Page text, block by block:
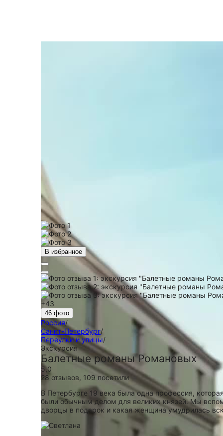
В избранное
+43
46 фото
Россия/
Санкт-Петербург/
Переулки и улицы/
Экскурсия
Балетные романы Романовых
5,0
28 отзывов, 109 посетили
В Петербурге 19 века была одна профессия,
были обычным делом для великих князей. Мы
дворцы в подарок и какая женщина умудрилась